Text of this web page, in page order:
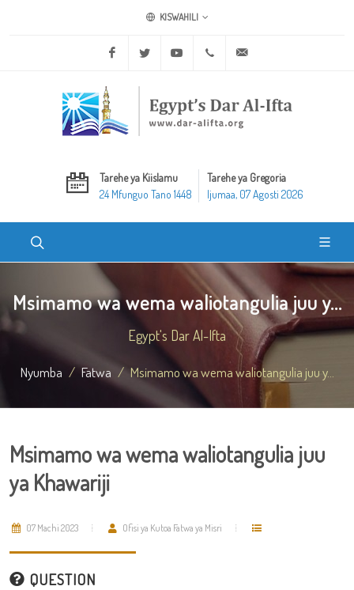
KISWAHILI
Facebook Twitter Youtube +20 2 25970400
Tarehe ya Kiislamu
24 Mfunguo Tano 1448
Tarehe ya Gregoria
Ijumaa, 07 Agosti 2026
Msimamo wa wema waliotangulia juu y...
Egypt's Dar Al-Ifta
Nyumba Fatwa Msimamo wa wema waliotangulia juu y...
Msimamo wa wema waliotangulia juu
ya Khawariji
07 Machi 2023 Ofisi ya Kutoa Fatwa ya Misri
QUESTION